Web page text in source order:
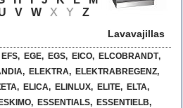
Lavavajillas
V W X Y Z
EFS, EGE, EGS, EICO, ELCOBRANDT,
, ELEKTRA, ELEKTRABREGENZ,
, ELICA, ELINLUX, ELITE, ELTA,
ESKIMO, ESSENTIALS, ESSENTIELB,